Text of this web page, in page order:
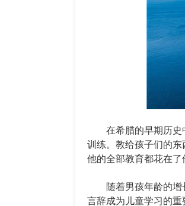
在希腊的早期历史
训练。教给孩子们的
他的全部教育都花在
随着男孩年龄的增
言辞成为儿童学习的